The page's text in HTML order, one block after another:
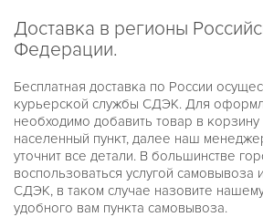
Доставка в регионы
Федерации.
Бесплатная доставка по России
курьерской службы СДЭК. Для
необходимо добавить товар в корзину
населенный пункт, далее наш
уточнит все детали. В большинстве
воспользоваться услугой самовывоза
СДЭК, в таком случае назовите
удобного вам пункта самовывоза.
SOFIE
WREN
ЖЕЛТОЕ ЗОЛОТО
ЖЕНСКИЕ
ЗОЛОТЫЕ
МУЖСКИЕ
РОЗОВОЕ ЗОЛОТО
УНИСЕКС
ЧЕРНЫЕ
НОВИНКИ
О КОМПАНИИ